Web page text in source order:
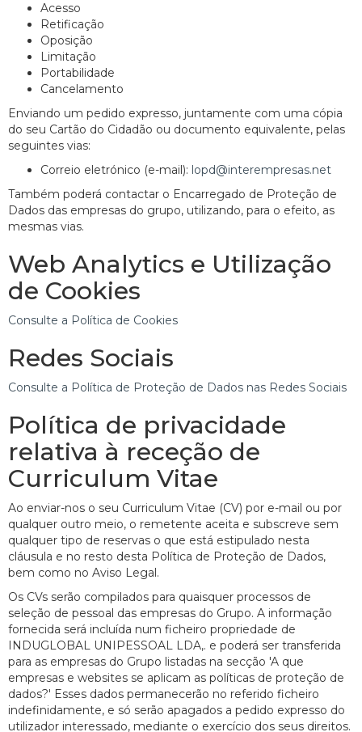
Acesso
Retificação
Oposição
Limitação
Portabilidade
Cancelamento
Enviando um pedido expresso, juntamente com uma cópia
do seu Cartão do Cidadão ou documento equivalente, pelas
seguintes vias:
Correio eletrónico (e-mail): lopd@interempresas.net
Também poderá contactar o Encarregado de Proteção de
Dados das empresas do grupo, utilizando, para o efeito, as
mesmas vias.
Web Analytics e Utilização
de Cookies
Consulte a Política de Cookies
Redes Sociais
Consulte a Política de Proteção de Dados nas Redes Sociais
Política de privacidade
relativa à receção de
Curriculum Vitae
Ao enviar-nos o seu Curriculum Vitae (CV) por e-mail ou por
qualquer outro meio, o remetente aceita e subscreve sem
qualquer tipo de reservas o que está estipulado nesta
cláusula e no resto desta Política de Proteção de Dados,
bem como no Aviso Legal.
Os CVs serão compilados para quaisquer processos de
seleção de pessoal das empresas do Grupo. A informação
fornecida será incluída num ficheiro propriedade de
INDUGLOBAL UNIPESSOAL LDA,. e poderá ser transferida
para as empresas do Grupo listadas na secção 'A que
empresas e websites se aplicam as políticas de proteção de
dados?' Esses dados permanecerão no referido ficheiro
indefinidamente, e só serão apagados a pedido expresso do
utilizador interessado, mediante o exercício dos seus direitos.